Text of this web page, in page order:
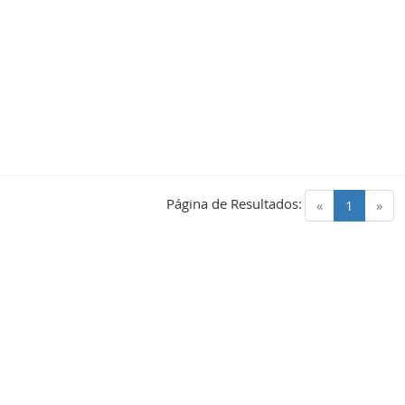
« 1 (current)
»
Página de Resultados: